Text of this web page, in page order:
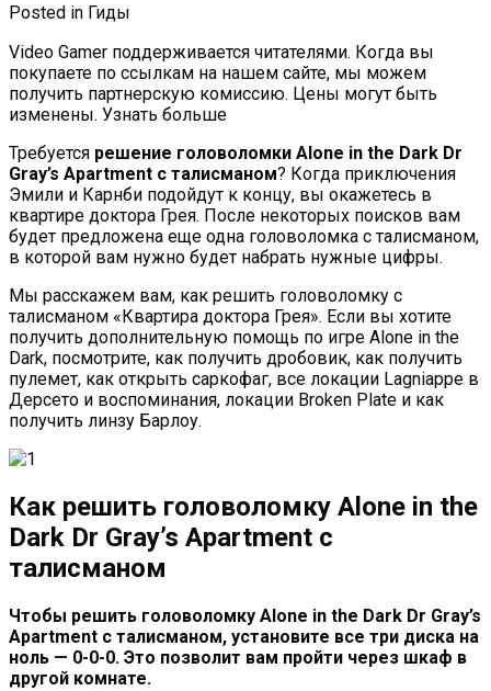
Posted in Гиды
Video Gamer поддерживается читателями. Когда вы
покупаете по ссылкам на нашем сайте, мы можем
получить партнерскую комиссию. Цены могут быть
изменены. Узнать больше
Требуется решение головоломки Alone in the Dark Dr
Gray’s Apartment с талисманом? Когда приключения
Эмили и Карнби подойдут к концу, вы окажетесь в
квартире доктора Грея. После некоторых поисков вам
будет предложена еще одна головоломка с талисманом,
в которой вам нужно будет набрать нужные цифры.
Мы расскажем вам, как решить головоломку с
талисманом «Квартира доктора Грея». Если вы хотите
получить дополнительную помощь по игре Alone in the
Dark, посмотрите, как получить дробовик, как получить
пулемет, как открыть саркофаг, все локации Lagniappe в
Дерсето и воспоминания, локации Broken Plate и как
получить линзу Барлоу.
Как решить головоломку Alone in the
Dark Dr Gray’s Apartment с
талисманом
Чтобы решить головоломку Alone in the Dark Dr Gray’s
Apartment с талисманом, установите все три диска на
ноль — 0-0-0. Это позволит вам пройти через шкаф в
другой комнате.